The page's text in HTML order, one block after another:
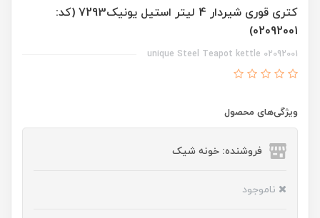
کتری قوری شیردار 4 لیتر استیل یونیک7293 (کد:
02092001)
unique Steel Teapot kettle 02092001
ویژگی‌های محصول
فروشنده: خونه شیک
ناموجود